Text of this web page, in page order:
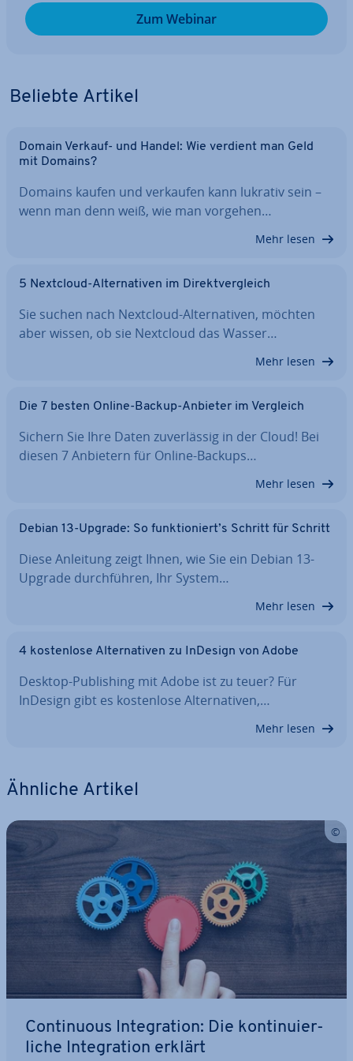
Zum Webinar
Beliebte Artikel
Domain Verkauf- und Handel: Wie verdient man Geld
mit Domains?
Domains kaufen und verkaufen kann lukrativ sein –
wenn man denn weiß, wie man vorgehen…
Mehr lesen
5 Nextcloud-Al­ter­na­ti­ven im Di­rekt­ver­gleich
Sie suchen nach Nextcloud-Al­ter­na­ti­ven, möchten
aber wissen, ob sie Nextcloud das Wasser…
Mehr lesen
Die 7 besten Online-Backup-Anbieter im Vergleich
Sichern Sie Ihre Daten zu­ver­läs­sig in der Cloud! Bei
diesen 7 Anbietern für Online-Backups…
Mehr lesen
Debian 13-Upgrade: So funk­tio­niert’s Schritt für Schritt
Diese Anleitung zeigt Ihnen, wie Sie ein Debian 13-
Upgrade durch­füh­ren, Ihr System…
Mehr lesen
4 kos­ten­lo­se Al­ter­na­ti­ven zu InDesign von Adobe
Desktop-Pu­bli­shing mit Adobe ist zu teuer? Für
InDesign gibt es kos­ten­lo­se Al­ter­na­ti­ven,…
Mehr lesen
Ähnliche Artikel
Con­ti­nuous In­te­gra­ti­on: Die kon­ti­nu­ier­
li­che In­te­gra­ti­on erklärt